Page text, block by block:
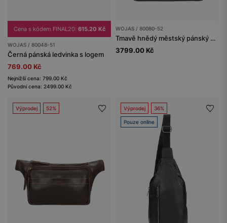
Cena s kódem FINAL20: 615.20 Kč
WOJAS / 80048-51
Černá pánská ledvinka s logem
769.00 Kč
Nejnižší cena: 799.00 Kč
Původní cena: 2499.00 Kč
WOJAS / 80080-52
Tmavě hnědý městský pánský batoh
3799.00 Kč
Výprodej 52% Výprodej 36%
Pouze online